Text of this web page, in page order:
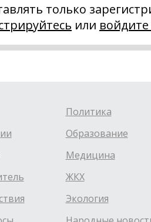
только
или
Политика
Образование
Медицина
ЖКХ
Экология